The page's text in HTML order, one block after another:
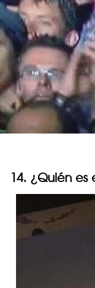
14. ¿Quién